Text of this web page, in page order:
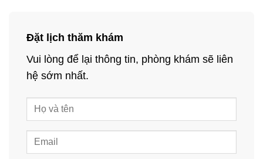
Đặt lịch thăm khám
Vui lòng để lại thông tin, phòng khám sẽ liên
hệ sớm nhất.